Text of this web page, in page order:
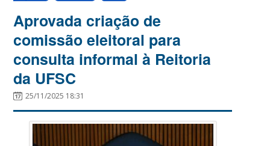
Aprovada criação de
comissão eleitoral para
consulta informal à Reitoria
da UFSC
25/11/2025 18:31